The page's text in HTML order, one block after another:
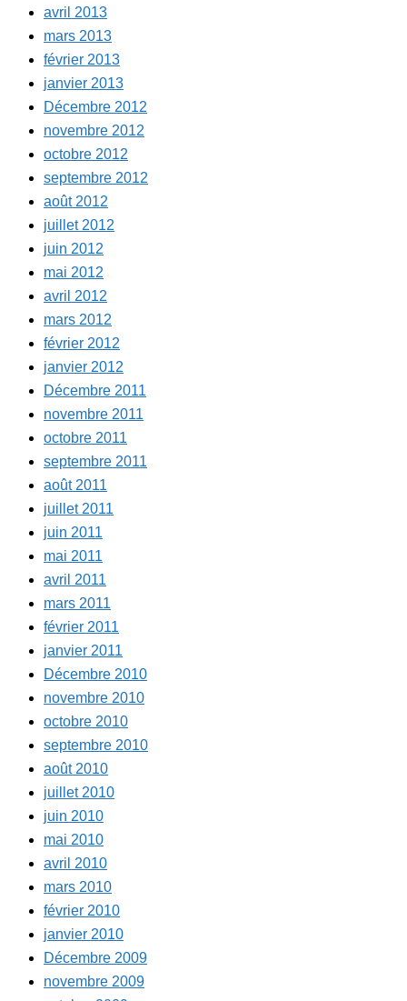
avril 2013
mars 2013
février 2013
janvier 2013
Décembre 2012
novembre 2012
octobre 2012
septembre 2012
août 2012
juillet 2012
juin 2012
mai 2012
avril 2012
mars 2012
février 2012
janvier 2012
Décembre 2011
novembre 2011
octobre 2011
septembre 2011
août 2011
juillet 2011
juin 2011
mai 2011
avril 2011
mars 2011
février 2011
janvier 2011
Décembre 2010
novembre 2010
octobre 2010
septembre 2010
août 2010
juillet 2010
juin 2010
mai 2010
avril 2010
mars 2010
février 2010
janvier 2010
Décembre 2009
novembre 2009